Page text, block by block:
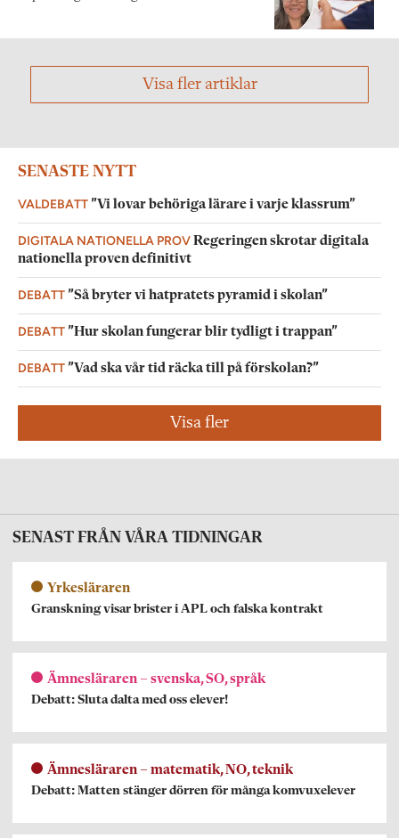
Visa fler artiklar
SENASTE NYTT
VALDEBATT”Vi lovar behöriga lärare i varje klassrum”
DIGITALA NATIONELLA PROVRegeringen skrotar digitala
nationella proven definitivt
DEBATT”Så bryter vi hatpratets pyramid i skolan”
DEBATT”Hur skolan fungerar blir tydligt i trappan”
DEBATT”Vad ska vår tid räcka till på förskolan?”
Visa fler
SENAST FRÅN VÅRA TIDNINGAR
Yrkesläraren
Granskning visar brister i APL och falska kontrakt
Ämnesläraren – svenska, SO, språk
Debatt: Sluta dalta med oss elever!
Ämnesläraren – matematik, NO, teknik
Debatt: Matten stänger dörren för många komvuxelever